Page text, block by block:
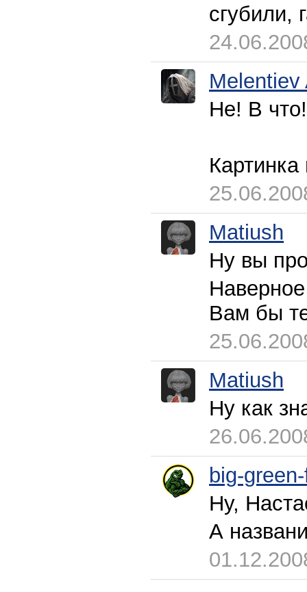
сгубили,
Melentiev
Не! В
Matiush
Ну вы
Вам бы
Matiush
Ну как
big-
Ну,
А